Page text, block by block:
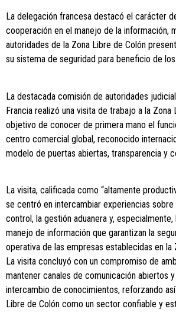
La delegación francesa destacó el carácter
cooperación en el manejo de la información,
autoridades de la Zona Libre de Colón
su sistema de seguridad para beneficio de los
La destacada comisión de autoridades
Francia realizó una visita de trabajo a la Zona
objetivo de conocer de primera mano el
centro comercial global, reconocido
modelo de puertas abiertas, transparencia y
La visita, calificada como “altamente
se centró en intercambiar experiencias
control, la gestión aduanera y,
manejo de información que garantizan la
operativa de las empresas establecidas en la
La visita concluyó con un compromiso de
mantener canales de comunicación abiertos
intercambio de conocimientos, reforzando
Libre de Colón como un sector confiable y